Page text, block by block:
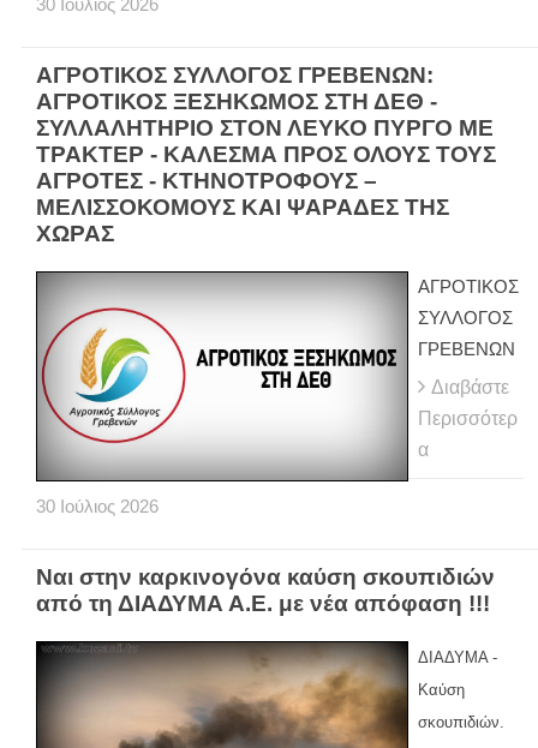
30 Ιούλιος 2026
ΑΓΡΟΤΙΚΟΣ ΣΥΛΛΟΓΟΣ ΓΡΕΒΕΝΩΝ:
ΑΓΡΟΤΙΚΟΣ ΞΕΣΗΚΩΜΟΣ ΣΤΗ ΔΕΘ -
ΣΥΛΛΑΛΗΤΗΡΙΟ ΣΤΟΝ ΛΕΥΚΟ ΠΥΡΓΟ ΜΕ
ΤΡΑΚΤΕΡ - ΚΑΛΕΣΜΑ ΠΡΟΣ ΟΛΟΥΣ ΤΟΥΣ
ΑΓΡΟΤΕΣ - ΚΤΗΝΟΤΡΟΦΟΥΣ –
ΜΕΛΙΣΣΟΚΟΜΟΥΣ ΚΑΙ ΨΑΡΑΔΕΣ ΤΗΣ
ΧΩΡΑΣ
ΑΓΡΟΤΙΚΟΣ
ΣΥΛΛΟΓΟΣ
ΓΡΕΒΕΝΩΝ
Διαβάστε
Περισσότερ
α
30 Ιούλιος 2026
Ναι στην καρκινογόνα καύση σκουπιδιών
από τη ΔΙΑΔΥΜΑ Α.Ε. με νέα απόφαση !!!
ΔΙΑΔΥΜΑ -
Καύση
σκουπιδιών.